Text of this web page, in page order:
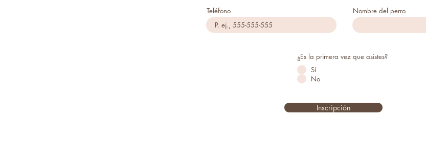
Teléfono Nombre del perro
¿Es la primera vez que asistes?
Sí
No
Inscripción